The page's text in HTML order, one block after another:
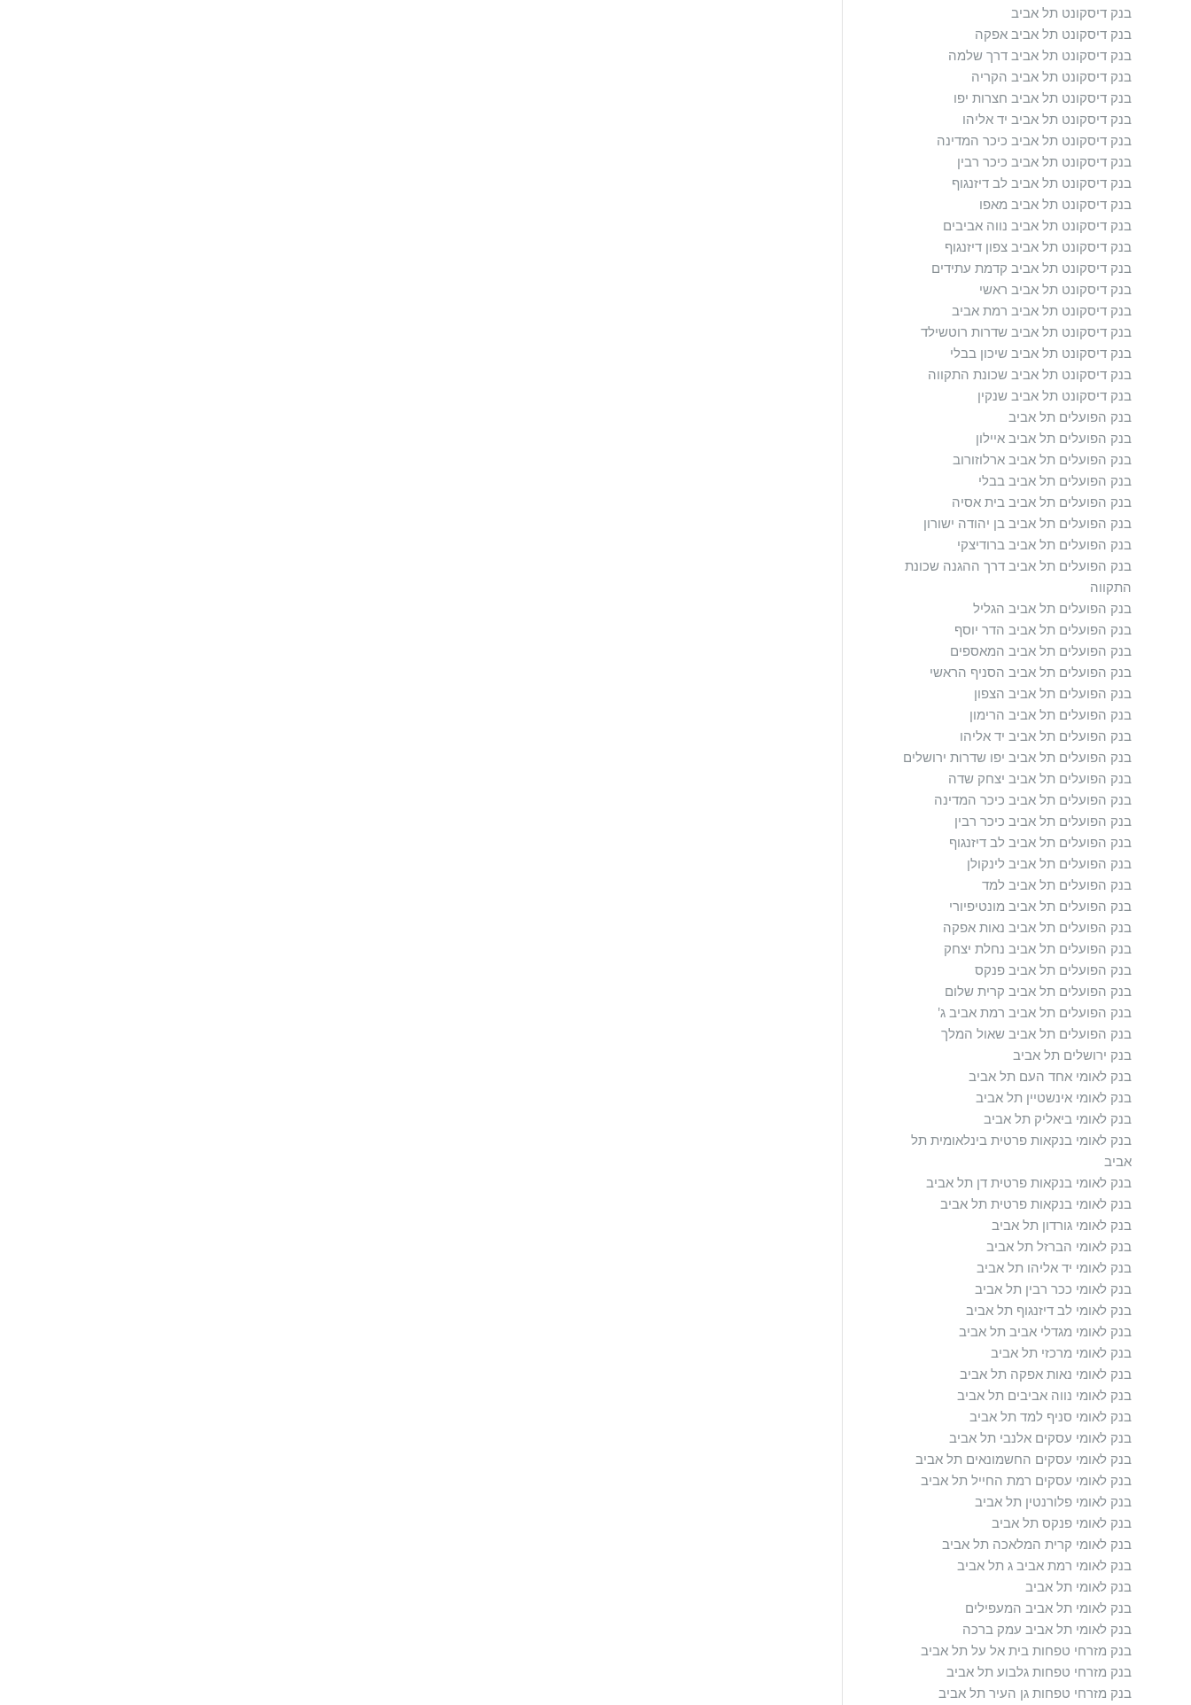
בנק דיסקונט תל אביב
בנק דיסקונט תל אביב אפקה
בנק דיסקונט תל אביב דרך שלמה
בנק דיסקונט תל אביב הקריה
בנק דיסקונט תל אביב חצרות יפו
בנק דיסקונט תל אביב יד אליהו
בנק דיסקונט תל אביב כיכר המדינה
בנק דיסקונט תל אביב כיכר רבין
בנק דיסקונט תל אביב לב דיזנגוף
בנק דיסקונט תל אביב מאפו
בנק דיסקונט תל אביב נווה אביבים
בנק דיסקונט תל אביב צפון דיזנגוף
בנק דיסקונט תל אביב קדמת עתידים
בנק דיסקונט תל אביב ראשי
בנק דיסקונט תל אביב רמת אביב
בנק דיסקונט תל אביב שדרות רוטשילד
בנק דיסקונט תל אביב שיכון בבלי
בנק דיסקונט תל אביב שכונת התקווה
בנק דיסקונט תל אביב שנקין
בנק הפועלים תל אביב
בנק הפועלים תל אביב איילון
בנק הפועלים תל אביב ארלוזורוב
בנק הפועלים תל אביב בבלי
בנק הפועלים תל אביב בית אסיה
בנק הפועלים תל אביב בן יהודה ישורון
בנק הפועלים תל אביב ברודיצקי
בנק הפועלים תל אביב דרך ההגנה שכונת
התקווה
בנק הפועלים תל אביב הגליל
בנק הפועלים תל אביב הדר יוסף
בנק הפועלים תל אביב המאספים
בנק הפועלים תל אביב הסניף הראשי
בנק הפועלים תל אביב הצפון
בנק הפועלים תל אביב הרימון
בנק הפועלים תל אביב יד אליהו
בנק הפועלים תל אביב יפו שדרות ירושלים
בנק הפועלים תל אביב יצחק שדה
בנק הפועלים תל אביב כיכר המדינה
בנק הפועלים תל אביב כיכר רבין
בנק הפועלים תל אביב לב דיזנגוף
בנק הפועלים תל אביב לינקולן
בנק הפועלים תל אביב למד
בנק הפועלים תל אביב מונטיפיורי
בנק הפועלים תל אביב נאות אפקה
בנק הפועלים תל אביב נחלת יצחק
בנק הפועלים תל אביב פנקס
בנק הפועלים תל אביב קרית שלום
בנק הפועלים תל אביב רמת אביב ג'
בנק הפועלים תל אביב שאול המלך
בנק ירושלים תל אביב
בנק לאומי אחד העם תל אביב
בנק לאומי אינשטיין תל אביב
בנק לאומי ביאליק תל אביב
בנק לאומי בנקאות פרטית בינלאומית תל
אביב
בנק לאומי בנקאות פרטית דן תל אביב
בנק לאומי בנקאות פרטית תל אביב
בנק לאומי גורדון תל אביב
בנק לאומי הברזל תל אביב
בנק לאומי יד אליהו תל אביב
בנק לאומי ככר רבין תל אביב
בנק לאומי לב דיזנגוף תל אביב
בנק לאומי מגדלי אביב תל אביב
בנק לאומי מרכזי תל אביב
בנק לאומי נאות אפקה תל אביב
בנק לאומי נווה אביבים תל אביב
בנק לאומי סניף למד תל אביב
בנק לאומי עסקים אלנבי תל אביב
בנק לאומי עסקים החשמונאים תל אביב
בנק לאומי עסקים רמת החייל תל אביב
בנק לאומי פלורנטין תל אביב
בנק לאומי פנקס תל אביב
בנק לאומי קרית המלאכה תל אביב
בנק לאומי רמת אביב ג תל אביב
בנק לאומי תל אביב
בנק לאומי תל אביב המעפילים
בנק לאומי תל אביב עמק ברכה
בנק מזרחי טפחות בית אל על תל אביב
בנק מזרחי טפחות גלבוע תל אביב
בנק מזרחי טפחות גן העיר תל אביב